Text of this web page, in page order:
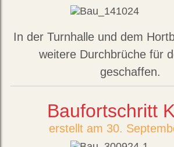
In der Turnhalle und dem
weitere Durchbrüche für
geschaffen.
Baufortschritt
erstellt am 30.